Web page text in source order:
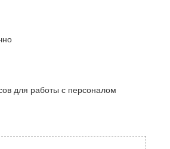
для работы с персоналом